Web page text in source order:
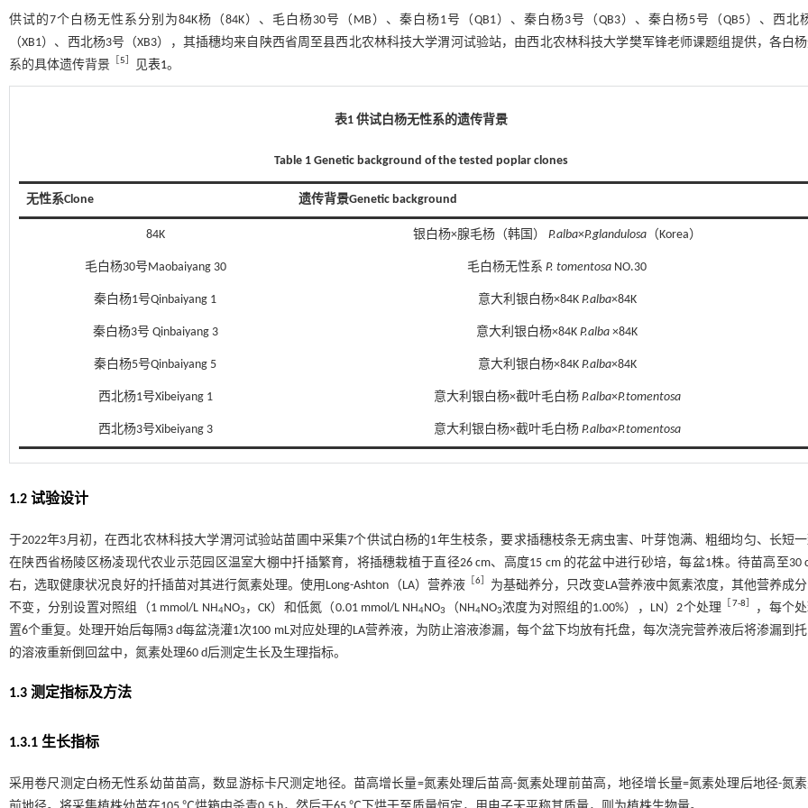
供试的7个白杨无性系分别为84K杨（84K）、毛白杨30号（MB）、秦白杨1号（QB1）、秦白杨3号（QB3）、秦白杨5号（QB5）、西北
（XB1）、西北杨3号（XB3），其插穗均来自陕西省周至县西北农林科技大学渭河试验站，由西北农林科技大学樊军锋老师课题组提供，各白
系的具体遗传背景 ［5］ 见表1。
表1 供试白杨无性系的遗传背景
Table 1 Genetic background of the tested poplar clones
无性系Clone 遗传背景Genetic background
84K 银白杨×腺毛杨（韩国） P.alba×P.glandulosa（Korea）
毛白杨30号Maobaiyang 30 毛白杨无性系 P. tomentosa NO.30
秦白杨1号Qinbaiyang 1 意大利银白杨×84K P.alba×84K
秦白杨3号 Qinbaiyang 3 意大利银白杨×84K P.alba ×84K
秦白杨5号Qinbaiyang 5 意大利银白杨×84K P.alba×84K
西北杨1号Xibeiyang 1 意大利银白杨×截叶毛白杨 P.alba×P.tomentosa
西北杨3号Xibeiyang 3 意大利银白杨×截叶毛白杨 P.alba×P.tomentosa
1.2 试验设计
于2022年3月初，在西北农林科技大学渭河试验站苗圃中采集7个供试白杨的1年生枝条，要求插穗枝条无病虫害、叶芽饱满、粗细均匀、长短一
在陕西省杨陵区杨凌现代农业示范园区温室大棚中扦插繁育，将插穗栽植于直径26 cm、高度15 cm 的花盆中进行砂培，每盆1株。待苗高至30
右，选取健康状况良好的扦插苗对其进行氮素处理。使用Long-Ashton（LA）营养液［6］ 为基础养分，只改变LA营养液中氮素浓度，其他营养成
不变，分别设置对照组（1 mmol/L NH4NO3 ，CK）和低氮（0.01 mmol/L NH4NO3 （NH4NO3浓度为对照组的1.00%），LN）2个处理 ［ 7-8］
，每个
置6个重复。处理开始后每隔3 d每盆浇灌1次100 mL对应处理的LA营养液，为防止溶液渗漏，每个盆下均放有托盘，每次浇完营养液后将渗漏到
的溶液重新倒回盆中，氮素处理60 d后测定生长及生理指标。
1.3 测定指标及方法
1.3.1 生长指标
采用卷尺测定白杨无性系幼苗苗高，数显游标卡尺测定地径。苗高增长量=氮素处理后苗高-氮素处理前苗高，地径增长量=氮素处理后地径-氮